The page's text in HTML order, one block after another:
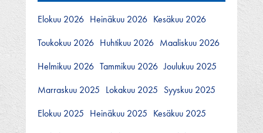
Elokuu 2026 Heinäkuu 2026 Kesäkuu 2026
Toukokuu 2026 Huhtikuu 2026 Maaliskuu 2026
Helmikuu 2026 Tammikuu 2026 Joulukuu 2025
Marraskuu 2025 Lokakuu 2025 Syyskuu 2025
Elokuu 2025 Heinäkuu 2025 Kesäkuu 2025